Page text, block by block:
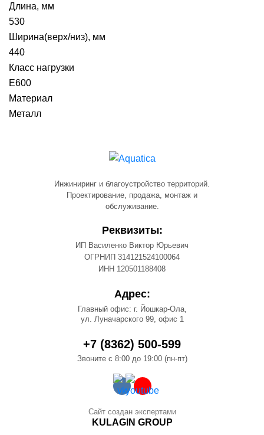
Длина, мм
530
Ширина(верх/низ), мм
440
Класс нагрузки
E600
Материал
Металл
Инжиниринг и благоустройство территорий.
Проектирование, продажа, монтаж и
обслуживание.
Реквизиты:
ИП Василенко Виктор Юрьевич
ОГРНИП 314121524100064
ИНН 120501188408
Адрес:
Главный офис: г. Йошкар-Ола,
ул. Луначарского 99, офис 1
+7 (8362) 500-599
Звоните с 8:00 до 19:00 (пн-пт)
Сайт создан экспертами
KULAGIN GROUP